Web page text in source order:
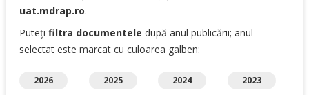
uat.mdrap.ro.
Puteți filtra documentele după anul publicării; anul
selectat este marcat cu culoarea galben:
2026 2025 2024 2023